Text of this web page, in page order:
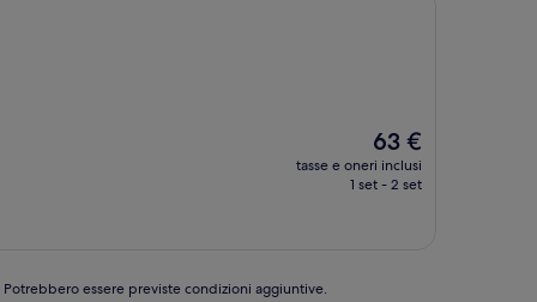
Il
prezzo
attuale
63 €
tasse e oneri inclusi
1 set - 2 set
essere previste condizioni aggiuntive.